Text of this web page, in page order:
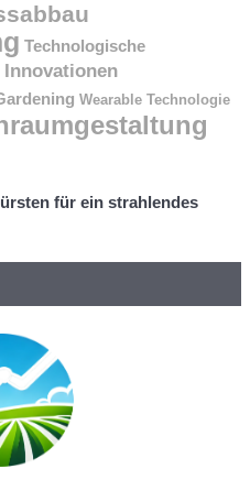
Technologische
Wearable Technologie
für ein strahlendes